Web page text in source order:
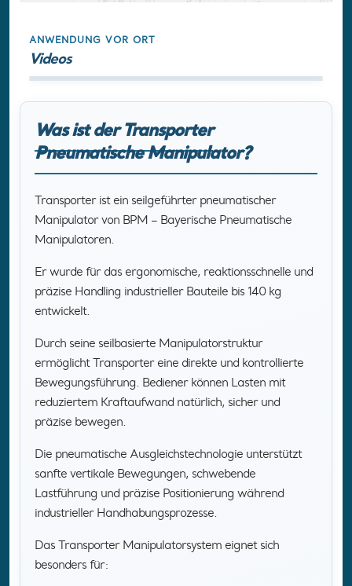
Was ist der Transporter
Pneumatische Manipulator?
Transporter ist ein seilgeführter pneumatischer
Manipulator von BPM – Bayerische Pneumatische
Manipulatoren.
Er wurde für das ergonomische, reaktionsschnelle und
präzise Handling industrieller Bauteile bis 140 kg
entwickelt.
Durch seine seilbasierte Manipulatorstruktur
ermöglicht Transporter eine direkte und kontrollierte
Bewegungsführung. Bediener können Lasten mit
reduziertem Kraftaufwand natürlich, sicher und
präzise bewegen.
Die pneumatische Ausgleichstechnologie unterstützt
sanfte vertikale Bewegungen, schwebende
Lastführung und präzise Positionierung während
industrieller Handhabungsprozesse.
Das Transporter Manipulatorsystem eignet sich
besonders für:
ANWENDUNG VOR ORT
Videos